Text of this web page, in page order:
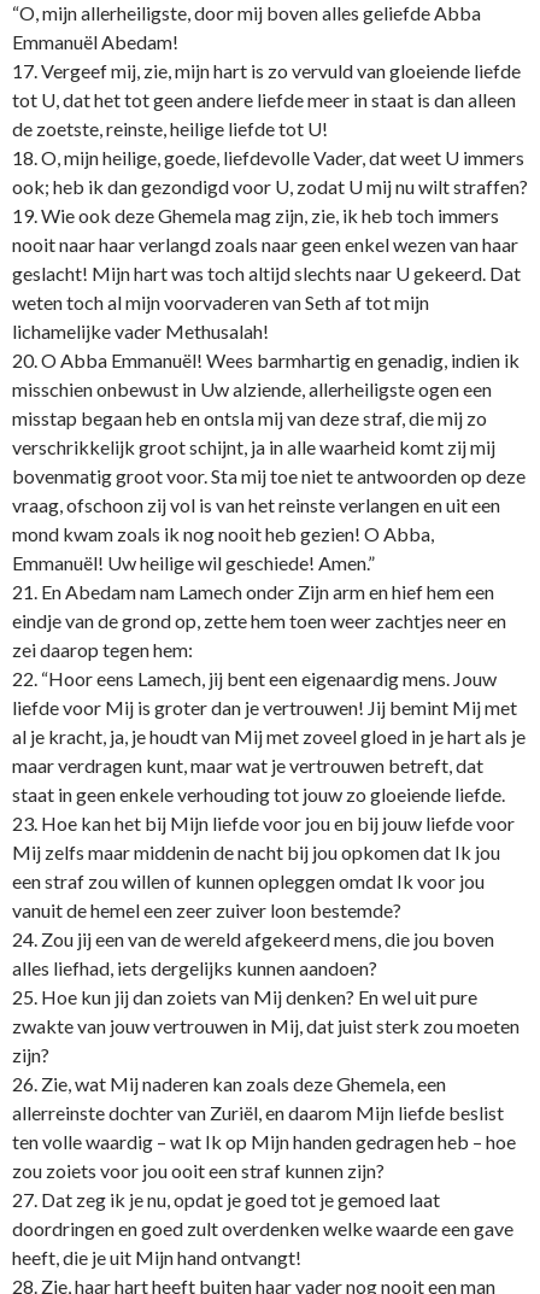
“O, mijn allerheiligste, door mij boven alles geliefde Abba
Emmanuël Abedam!
17. Vergeef mij, zie, mijn hart is zo vervuld van gloeiende liefde
tot U, dat het tot geen andere liefde meer in staat is dan alleen
de zoetste, reinste, heilige liefde tot U!
18. O, mijn heilige, goede, liefdevolle Vader, dat weet U immers
ook; heb ik dan gezondigd voor U, zodat U mij nu wilt straffen?
19. Wie ook deze Ghemela mag zijn, zie, ik heb toch immers
nooit naar haar verlangd zoals naar geen enkel wezen van haar
geslacht! Mijn hart was toch altijd slechts naar U gekeerd. Dat
weten toch al mijn voorvaderen van Seth af tot mijn
lichamelijke vader Methusalah!
20. O Abba Emmanuël! Wees barmhartig en genadig, indien ik
misschien o­nbewust in Uw alziende, allerheiligste ogen een
misstap begaan heb en o­ntsla mij van deze straf, die mij zo
verschrikkelijk groot schijnt, ja in alle waarheid komt zij mij
bovenmatig groot voor. Sta mij toe niet te antwoorden op deze
vraag, ofschoon zij vol is van het reinste verlangen en uit een
mond kwam zoals ik nog nooit heb gezien! O Abba,
Emmanuël! Uw heilige wil geschiede! Amen.”
21. En Abedam nam Lamech o­nder Zijn arm en hief hem een
eindje van de grond op, zette hem toen weer zachtjes neer en
zei daarop tegen hem:
22. “Hoor eens Lamech, jij bent een eigenaardig mens. Jouw
liefde voor Mij is groter dan je vertrouwen! Jij bemint Mij met
al je kracht, ja, je houdt van Mij met zoveel gloed in je hart als je
maar verdragen kunt, maar wat je vertrouwen betreft, dat
staat in geen enkele verhouding tot jouw zo gloeiende liefde.
23. Hoe kan het bij Mijn liefde voor jou en bij jouw liefde voor
Mij zelfs maar middenin de nacht bij jou opkomen dat Ik jou
een straf zou willen of kunnen opleggen omdat Ik voor jou
vanuit de hemel een zeer zuiver loon bestemde?
24. Zou jij een van de wereld afgekeerd mens, die jou boven
alles liefhad, iets dergelijks kunnen aandoen?
25. Hoe kun jij dan zoiets van Mij denken? En wel uit pure
zwakte van jouw vertrouwen in Mij, dat juist sterk zou moeten
zijn?
26. Zie, wat Mij naderen kan zoals deze Ghemela, een
allerreinste dochter van Zuriël, en daarom Mijn liefde beslist
ten volle waardig – wat Ik op Mijn handen gedragen heb – hoe
zou zoiets voor jou ooit een straf kunnen zijn?
27. Dat zeg ik je nu, opdat je goed tot je gemoed laat
doordringen en goed zult overdenken welke waarde een gave
heeft, die je uit Mijn hand o­ntvangt!
28. Zie, haar hart heeft buiten haar vader nog nooit een man